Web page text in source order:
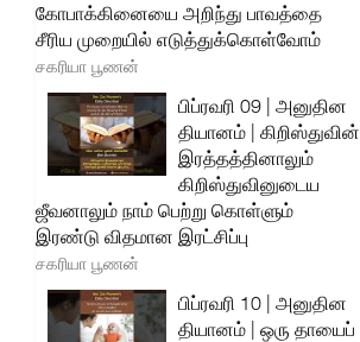
கோபாக்கினையை அறிந்து பாவத்தை
சீரிய முறையில் எடுத்துக்கொள்வோம்
சகரியா பூணன்
பிப்ரவரி 09 | அனுதின
தியானம் | கிறிஸ்துவின்
இரத்தத்தினாலும்
கிறிஸ்துவினுடைய
ஜீவனாலும் நாம் பெற்று கொள்ளும்
இரண்டு விதமான இரட்சிப்பு
சகரியா பூணன்
பிப்ரவரி 10 | அனுதின
தியானம் | ஒரு தாயைப்